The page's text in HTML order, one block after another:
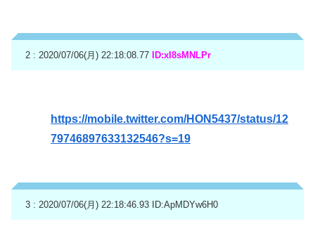
2 : 2020/07/06(月) 22:18:08.77 ID:xI8sMNLPr
https://mobile.twitter.com/HON5437/status/12
79746897633132546?s=19
3 : 2020/07/06(月) 22:18:46.93 ID:ApMDYw6H0